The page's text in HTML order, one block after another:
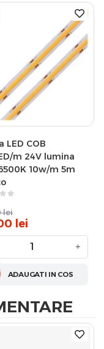
LED COB
m 24V lumina
10w/m 5m
lei
lei
+
ADAUGATI IN COS